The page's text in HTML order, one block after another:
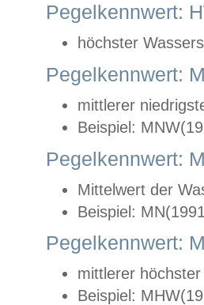
Pegelkennwert:
höchster
Pegelkennwert:
mittlerer
Beispiel:
Pegelkennwert:
Mittelwert der
Beispiel:
Pegelkennwert:
mittlerer
Beispiel: